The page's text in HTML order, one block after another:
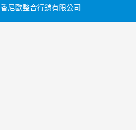
尼歐整合行銷有限公司